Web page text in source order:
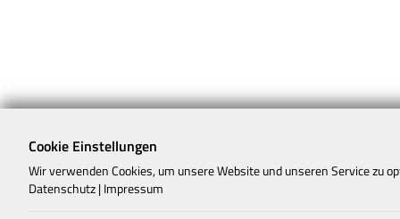
Cookie Einstellungen
Wir verwenden Cookies, um unsere Website und unseren Service zu
Datenschutz | Impressum